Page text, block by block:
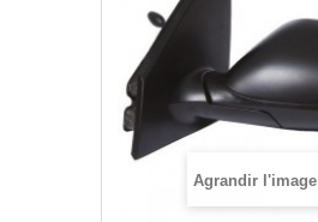
Agrandir l'image